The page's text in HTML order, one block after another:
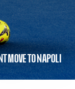
MOVE TO NAPOLI